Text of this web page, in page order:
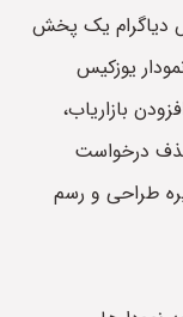
یوزکیس دیاگرام یک پخش
یوزکیس
بازاریاب،
درخواست
طراحی و رسم